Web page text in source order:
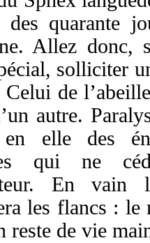
des quarante
.Allez donc,
, solliciter
Celui de l’abeille
autre.
en elle des
qui ne
. Envain
les flancs : le
reste de vie